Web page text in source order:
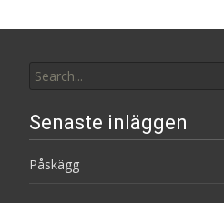
for:
Senaste inläggen
Påskägg